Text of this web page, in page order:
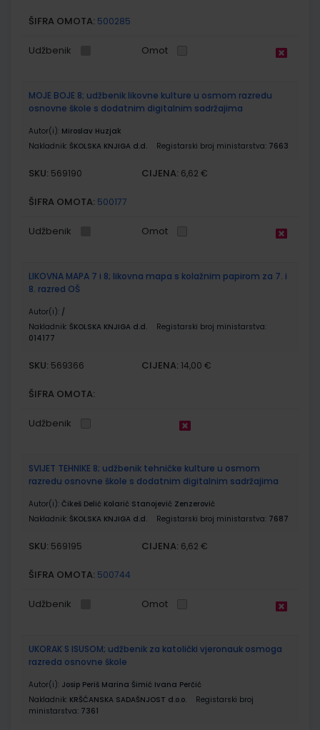
ŠIFRA OMOTA: 500285
Udžbenik Omot
MOJE BOJE 8; udžbenik likovne kulture u osmom razredu
osnovne škole s dodatnim digitalnim sadržajima
Autor(i): Miroslav Huzjak
Nakladnik: ŠKOLSKA KNJIGA d.d. Registarski broj ministarstva: 7663
SKU: 569190 CIJENA: 6,62 €
ŠIFRA OMOTA: 500177
Udžbenik Omot
LIKOVNA MAPA 7 i 8; likovna mapa s kolažnim papirom za 7. i
8. razred OŠ
Autor(i): /
Nakladnik: ŠKOLSKA KNJIGA d.d.
Registarski broj ministarstva:
014177
SKU: 569366 CIJENA: 14,00 €
ŠIFRA OMOTA:
Udžbenik
SVIJET TEHNIKE 8; udžbenik tehničke kulture u osmom
razredu osnovne škole s dodatnim digitalnim sadržajima
Autor(i): Čikeš Delić Kolarić Stanojević Zenzerović
Nakladnik: ŠKOLSKA KNJIGA d.d. Registarski broj ministarstva: 7687
SKU: 569195 CIJENA: 6,62 €
ŠIFRA OMOTA: 500744
Udžbenik Omot
UKORAK S ISUSOM; udžbenik za katolički vjeronauk osmoga
razreda osnovne škole
Autor(i): Josip Periš Marina Šimić Ivana Perčić
Nakladnik: KRŠĆANSKA SADAŠNJOST d.o.o.
Registarski broj
ministarstva: 7361